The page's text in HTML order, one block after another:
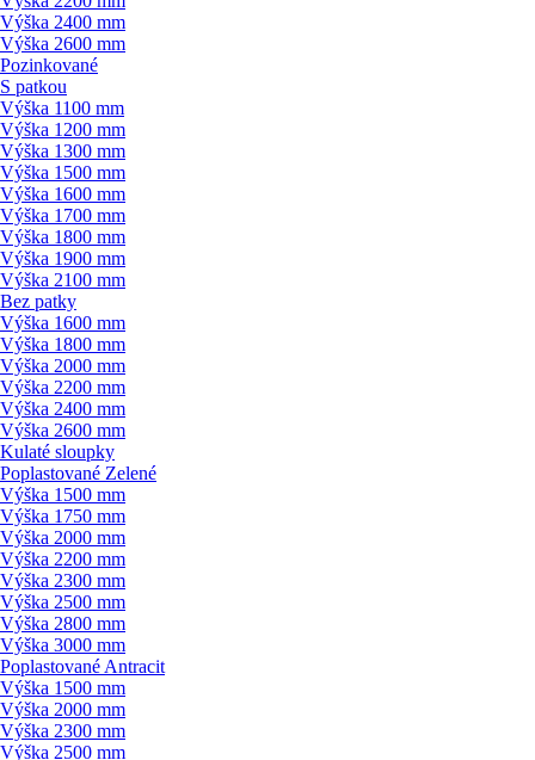
Výška 2400 mm
Výška 2600 mm
Pozinkované
S patkou
Výška 1100 mm
Výška 1200 mm
Výška 1300 mm
Výška 1500 mm
Výška 1600 mm
Výška 1700 mm
Výška 1800 mm
Výška 1900 mm
Výška 2100 mm
Bez patky
Výška 1600 mm
Výška 1800 mm
Výška 2000 mm
Výška 2200 mm
Výška 2400 mm
Výška 2600 mm
Kulaté sloupky
Poplastované Zelené
Výška 1500 mm
Výška 1750 mm
Výška 2000 mm
Výška 2200 mm
Výška 2300 mm
Výška 2500 mm
Výška 2800 mm
Výška 3000 mm
Poplastované Antracit
Výška 1500 mm
Výška 2000 mm
Výška 2300 mm
Výška 2500 mm